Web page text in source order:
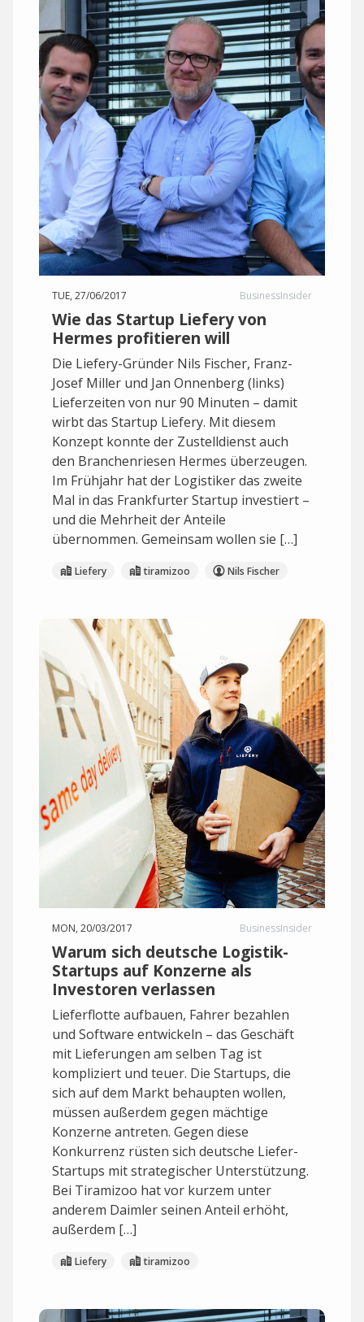
TUE, 27/06/2017 BusinessInsider
Wie das Startup Liefery von
Hermes profitieren will
Die Liefery-Gründer Nils Fischer, Franz-
Josef Miller und Jan Onnenberg (links)
Lieferzeiten von nur 90 Minuten – damit
wirbt das Startup Liefery. Mit diesem
Konzept konnte der Zustelldienst auch
den Branchenriesen Hermes überzeugen.
Im Frühjahr hat der Logistiker das zweite
Mal in das Frankfurter Startup investiert –
und die Mehrheit der Anteile
übernommen. Gemeinsam wollen sie […]
Liefery tiramizoo Nils Fischer
MON, 20/03/2017 BusinessInsider
Warum sich deutsche Logistik-
Startups auf Konzerne als
Investoren verlassen
Lieferflotte aufbauen, Fahrer bezahlen
und Software entwickeln – das Geschäft
mit Lieferungen am selben Tag ist
kompliziert und teuer. Die Startups, die
sich auf dem Markt behaupten wollen,
müssen außerdem gegen mächtige
Konzerne antreten. Gegen diese
Konkurrenz rüsten sich deutsche Liefer-
Startups mit strategischer Unterstützung.
Bei Tiramizoo hat vor kurzem unter
anderem Daimler seinen Anteil erhöht,
außerdem […]
Liefery tiramizoo